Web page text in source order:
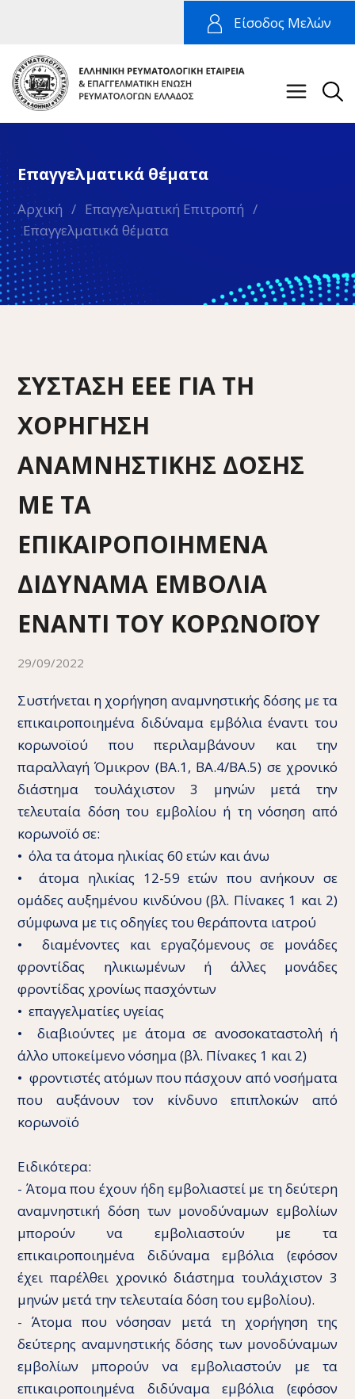
Είσοδος Μελών
Επαγγελματικά θέματα
Αρχική / Επαγγελματική Επιτροπή /
Επαγγελματικά θέματα
ΣΥΣΤΑΣΗ ΕΕΕ ΓΙΑ ΤΗ
ΧΟΡΗΓΗΣΗ
ΑΝΑΜΝΗΣΤΙΚΗΣ ΔΟΣΗΣ
ΜΕ ΤΑ
ΕΠΙΚΑΙΡΟΠΟΙΗΜΕΝΑ
ΔΙΔΥΝΑΜΑ ΕΜΒΟΛΙΑ
ΕΝΑΝΤΙ ΤΟΥ ΚΟΡΩΝΟΪΟΥ
29/09/2022
Συστήνεται η χορήγηση αναμνηστικής δόσης με τα
επικαιροποιημένα διδύναμα εμβόλια έναντι του
κορωνοϊού που περιλαμβάνουν και την
παραλλαγή Όμικρον (ΒΑ.1, ΒΑ.4/ΒΑ.5) σε χρονικό
διάστημα τουλάχιστον 3 μηνών μετά την
τελευταία δόση του εμβολίου ή τη νόσηση από
κορωνοϊό σε:
• όλα τα άτομα ηλικίας 60 ετών και άνω
• άτομα ηλικίας 12-59 ετών που ανήκουν σε
ομάδες αυξημένου κινδύνου (βλ. Πίνακες 1 και 2)
σύμφωνα με τις οδηγίες του θεράποντα ιατρού
• διαμένοντες και εργαζόμενους σε μονάδες
φροντίδας ηλικιωμένων ή άλλες μονάδες
φροντίδας χρονίως πασχόντων
• επαγγελματίες υγείας
• διαβιούντες με άτομα σε ανοσοκαταστολή ή
άλλο υποκείμενο νόσημα (βλ. Πίνακες 1 και 2)
• φροντιστές ατόμων που πάσχουν από νοσήματα
που αυξάνουν τον κίνδυνο επιπλοκών από
κορωνοϊό
Ειδικότερα:
- Άτομα που έχουν ήδη εμβολιαστεί με τη δεύτερη
αναμνηστική δόση των μονοδύναμων εμβολίων
μπορούν να εμβολιαστούν με τα
επικαιροποιημένα διδύναμα εμβόλια (εφόσον
έχει παρέλθει χρονικό διάστημα τουλάχιστον 3
μηνών μετά την τελευταία δόση του εμβολίου).
- Άτομα που νόσησαν μετά τη χορήγηση της
δεύτερης αναμνηστικής δόσης των μονοδύναμων
εμβολίων μπορούν να εμβολιαστούν με τα
επικαιροποιημένα διδύναμα εμβόλια (εφόσον